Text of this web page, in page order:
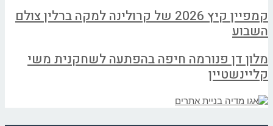
קמפיין קיץ 2026 של קרולינה למקה ברלין צולם
השבוע
מלון דן פנורמה חיפה בהפתעה לשחקנית משי
קליינשטיין